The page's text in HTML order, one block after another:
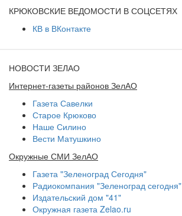
КРЮКОВСКИЕ ВЕДОМОСТИ В СОЦСЕТЯХ
КВ в ВКонтакте
НОВОСТИ ЗЕЛАО
Интернет-газеты районов ЗелАО
Газета Савелки
Старое Крюково
Наше Силино
Вести Матушкино
Окружные СМИ ЗелАО
Газета "Зеленоград Сегодня"
Радиокомпания "Зеленоград сегодня"
Издательский дом "41"
Окружная газета Zelao.ru